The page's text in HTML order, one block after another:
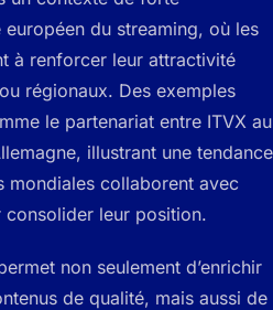
du streaming, où les
à renforcer leur attractivité
régionaux. Des exemples
le partenariat entre ITVX au
illustrant une tendance
collaborent avec
leur position.
non seulement d’enrichir
de qualité, mais aussi de